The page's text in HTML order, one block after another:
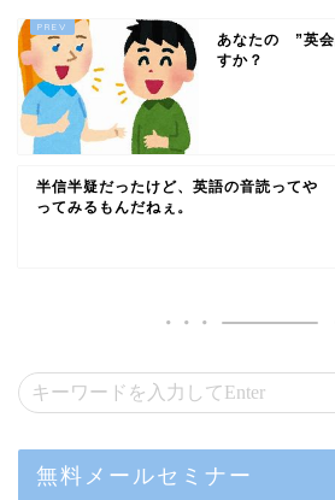
あなたの ”英会
すか？
半信半疑だったけど、英語の音読ってや
ってみるもんだねぇ。
無料メールセミナー